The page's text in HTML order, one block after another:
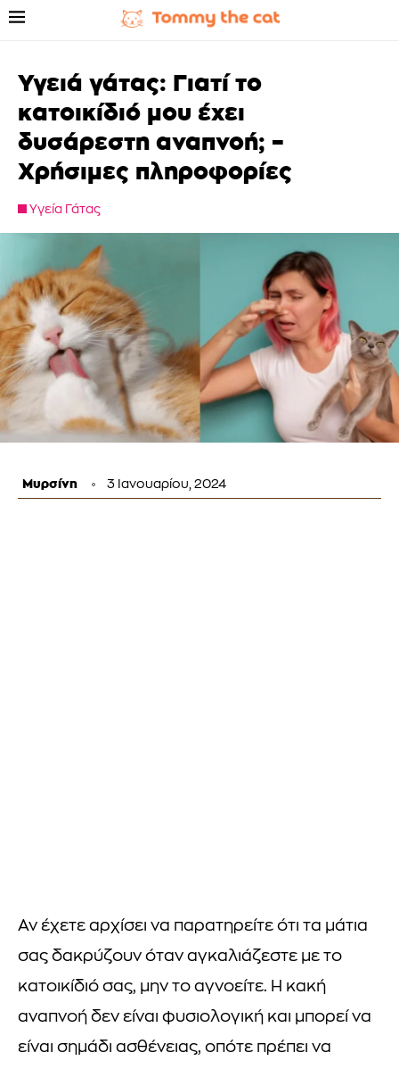
Υγειά γάτας: Γιατί το
κατοικίδιό μου έχει
δυσάρεστη αναπνοή; –
Χρήσιμες πληροφορίες
Υγεία Γάτας
Μυρσίνη 3 Ιανουαρίου, 2024
Αν έχετε αρχίσει να παρατηρείτε ότι τα μάτια
σας δακρύζουν όταν αγκαλιάζεστε με το
κατοικίδιό σας, μην το αγνοείτε. Η κακή
αναπνοή δεν είναι φυσιολογική και μπορεί να
είναι σημάδι ασθένειας, οπότε πρέπει να